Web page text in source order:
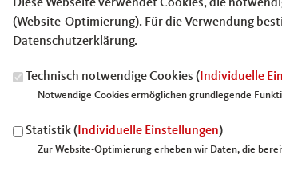
Fußbereich
Diese Webseite verwendet Cookies, die
(Website-Optimierung). Für die Verwendung
Datenschutzerklärung.
Technisch notwendige Cookies (Individuelle
Notwendige Cookies ermöglichen grundlegende
Statistik (Individuelle Einstellungen)
Zur Website-Optimierung erheben wir Daten, die